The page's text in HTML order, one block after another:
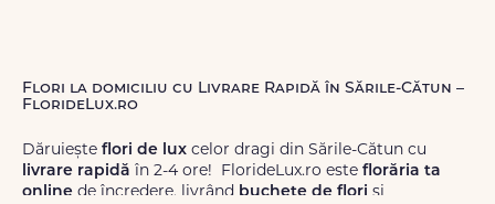
Flori la domiciliu cu Livrare Rapidă în Sările-Cătun –
FlorideLux.ro
Dăruiește flori de lux celor dragi din Sările-Cătun cu
livrare rapidă în 2-4 ore! FlorideLux.ro este florăria ta
online de încredere, livrând buchete de flori și